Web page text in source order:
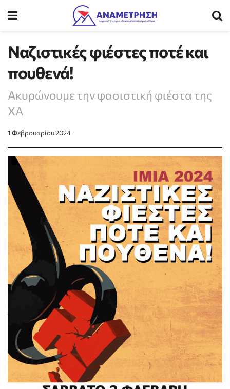
Ναζιστικές φιέστες ποτέ και
πουθενά!
Ακυρώνουμε την φασιστική φιέστα της
ΧΑ
1 Φεβρουαρίου 2024